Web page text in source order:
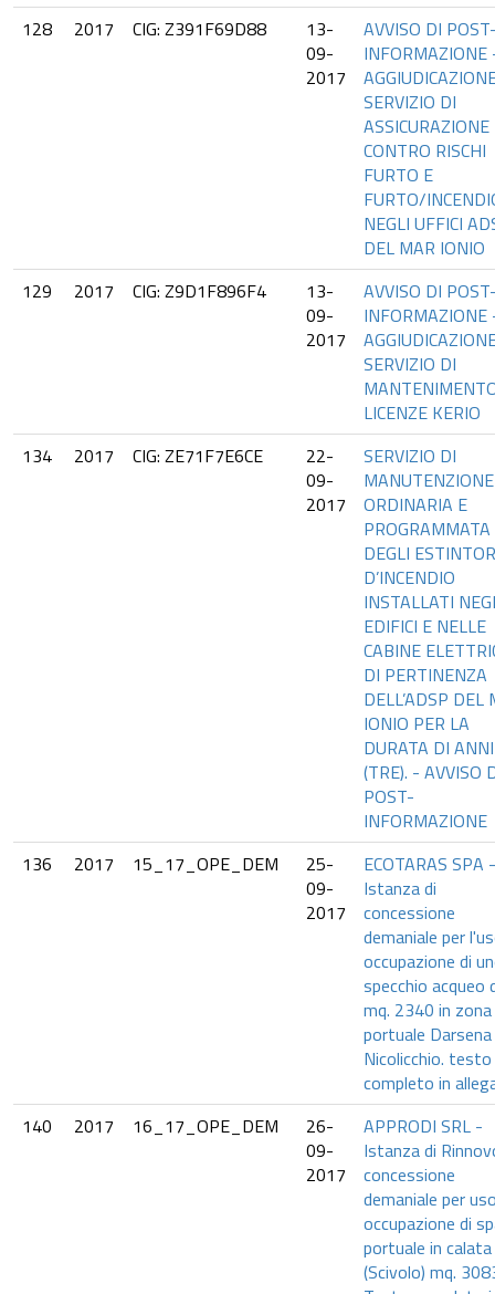
128
2017 CIG: Z391F69D88
13-
09-
2017
AVVISO DI
INFORMAZIONE
SERVIZIO DI
ASSICURAZIONE
CONTRO RISCHI
FURTO E
FURTO/
NEGLI UFFICI
DEL MAR IONIO
129
2017 CIG: Z9D1F896F4
13-
09-
2017
AVVISO DI
INFORMAZIONE
SERVIZIO DI
LICENZE KERIO
134
2017 CIG: ZE71F7E6CE
22-
09-
2017
SERVIZIO DI
MANUTENZIONE
ORDINARIA E
PROGRAMMATA
DEGLI
D’INCENDIO
INSTALLATI
EDIFICI E NELLE
CABINE
DI PERTINENZA
DELL’ADSP DEL
IONIO PER LA
DURATA DI
(TRE). - AVVISO
POST-
INFORMAZIONE
136
2017 15_17_OPE_DEM
25-
09-
2017
ECOTARAS SPA -
Istanza di
concessione
demaniale per
occupazione di
specchio acqueo
mq. 2340 in zona
portuale Darsena
Nicolicchio. testo
completo in
140
2017 16_17_OPE_DEM
26-
09-
2017
APPRODI SRL -
Istanza di
concessione
demaniale per
occupazione di
portuale in
(Scivolo) mq.